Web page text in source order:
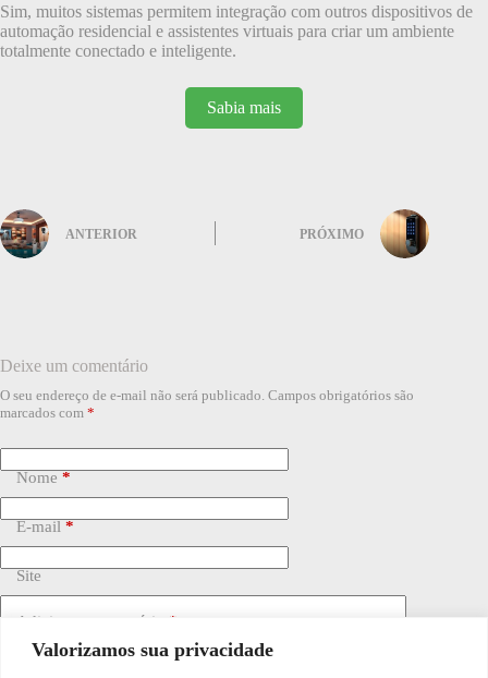
Valorizamos sua privacidade
Sim, muitos sistemas permitem integração com outros dispositivos de
automação residencial e assistentes virtuais para criar um ambiente
totalmente conectado e inteligente.
Sabia mais
ANTERIOR PRÓXIMO
Deixe um comentário
O seu endereço de e-mail não será publicado. Campos obrigatórios são
marcados com *
Nome*
E-mail*
Site
Adicionar comentário *